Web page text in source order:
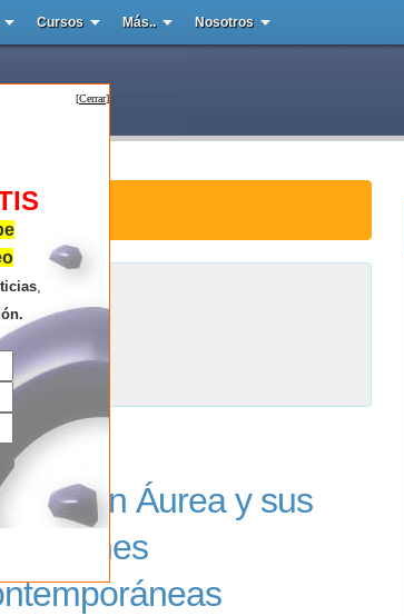
Cursos Más.. Nosotros
de Roma
la búsqueda .
Sección Áurea y sus
[Cerrar]
,